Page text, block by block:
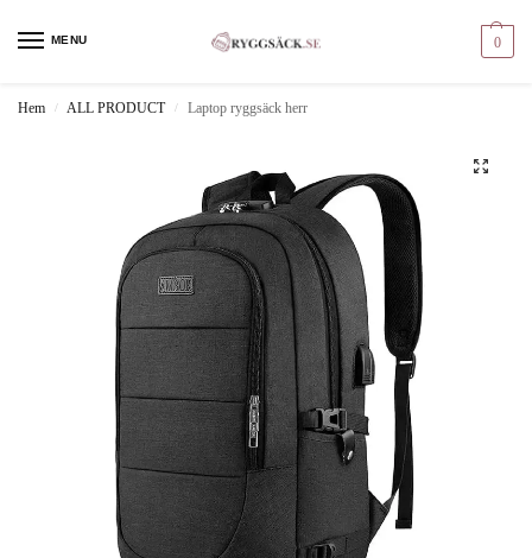
MENU 0
Hem / ALL PRODUCT / Laptop ryggsäck herr